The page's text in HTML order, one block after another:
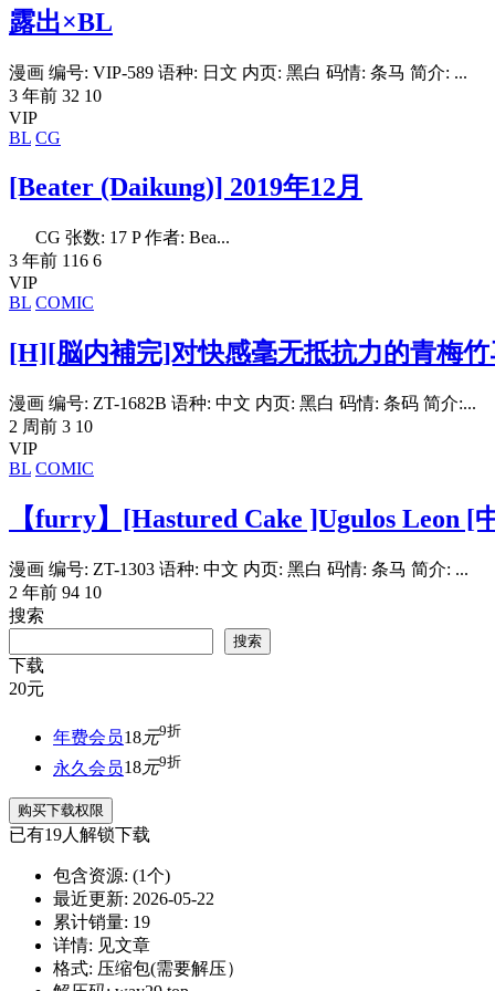
露出×BL
漫画 编号: VIP-589 语种: 日文 内页: 黑白 码情: 条马 简介: ...
3 年前 32 10
VIP
BL CG
[Beater (Daikung)] 2019年12月
CG 张数: 17 P 作者: Bea...
3 年前 116 6
VIP
BL COMIC
[H][脳内補完]对快感毫无抵抗力的青梅竹
漫画 编号: ZT-1682B 语种: 中文 内页: 黑白 码情: 条码 简介:...
2 周前 3 10
VIP
BL COMIC
【furry】[Hastured Cake ]Ugulos Leon [
漫画 编号: ZT-1303 语种: 中文 内页: 黑白 码情: 条马 简介: ...
2 年前 94 10
搜索
搜索
下载
20元
年费会员18元9折
永久会员18元9折
购买下载权限
已有19人解锁下载
包含资源: (1个)
最近更新: 2026-05-22
累计销量: 19
详情: 见文章
格式: 压缩包(需要解压）